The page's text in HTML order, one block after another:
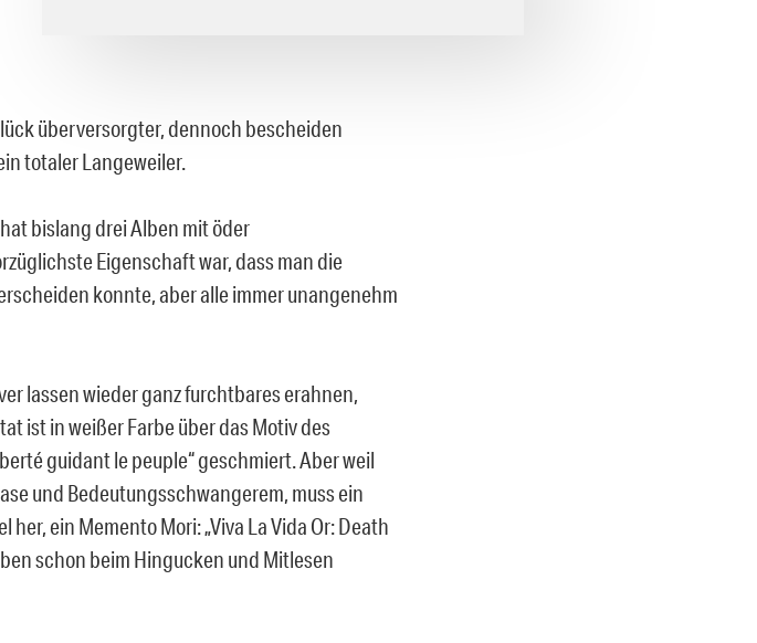
überversorgter, dennoch bescheiden
totaler Langeweiler.
bislang drei Alben mit öder
Eigenschaft war, dass man die
konnte, aber alle immer unangenehm
lassen wieder ganz furchtbares erahnen,
ist in weißer Farbe über das Motiv des
guidant le peuple“ geschmiert. Aber weil
und Bedeutungsschwangerem, muss ein
ein Memento Mori: „Viva La Vida Or: Death
schon beim Hingucken und Mitlesen